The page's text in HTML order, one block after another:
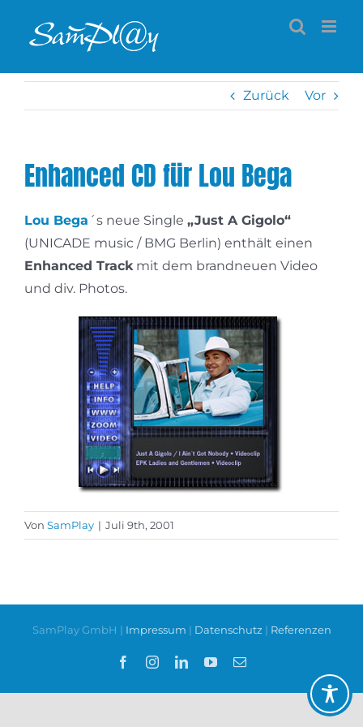
Inhalt
Zurück Vor
Enhanced CD für Lou Bega
Lou Bega ´s neue Single „Just A Gigolo“
(UNICADE music / BMG Berlin) enthält einen
Enhanced Trackmit dem brandneuen Video
und div. Photos.
Von SamPlay | Juli 9th, 2001
SamPlay GmbH | Impressum | Datenschutz | Referenzen
FacebookInstagramLinkedInYouTube
E-